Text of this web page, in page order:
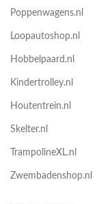
Poppenwagens.nl
Loopautoshop.nl
Hobbelpaard.nl
Kindertrolley.nl
Houtentrein.nl
Skelter.nl
TrampolineXL.nl
Zwembadenshop.nl